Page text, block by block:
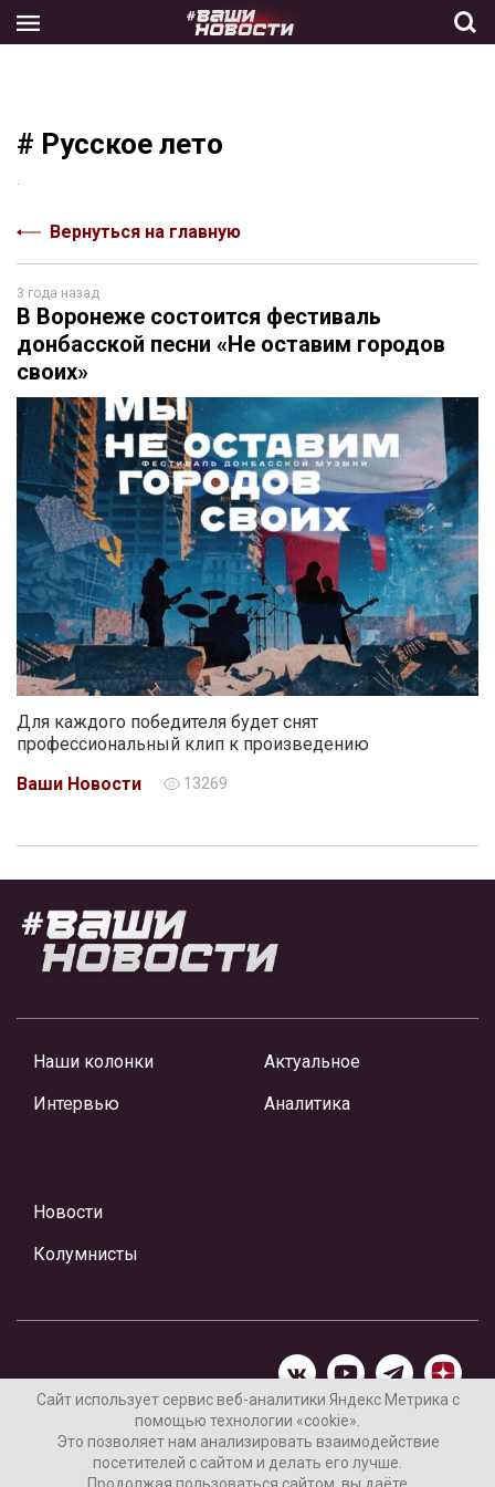
the
# Русское лето
Вернуться на главную
3 года назад
В Воронеже состоится фестиваль
донбасской песни «Не оставим городов
своих»
Для каждого победителя будет снят
профессиональный клип к произведению
Ваши Новости
13269
Наши колонки
Интервью
Актуальное
Аналитика
Новости
Колумнисты
Материалы предоставлены редакцией Интернет-газеты
«Ваши новости»
Сайт использует сервис веб-аналитики Яндекс Метрика с
помощью технологии «cookie».
Это позволяет нам анализировать взаимодействие
посетителей с сайтом и делать его лучше.